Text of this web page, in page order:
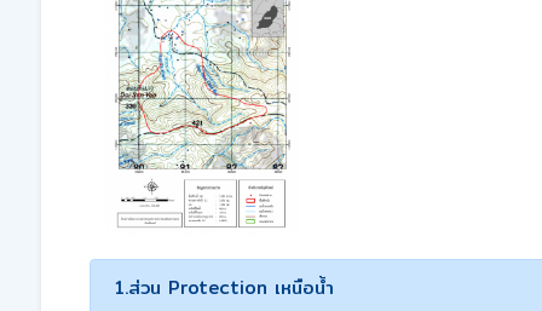
1.ส่วน Protection เหนือน้ำ